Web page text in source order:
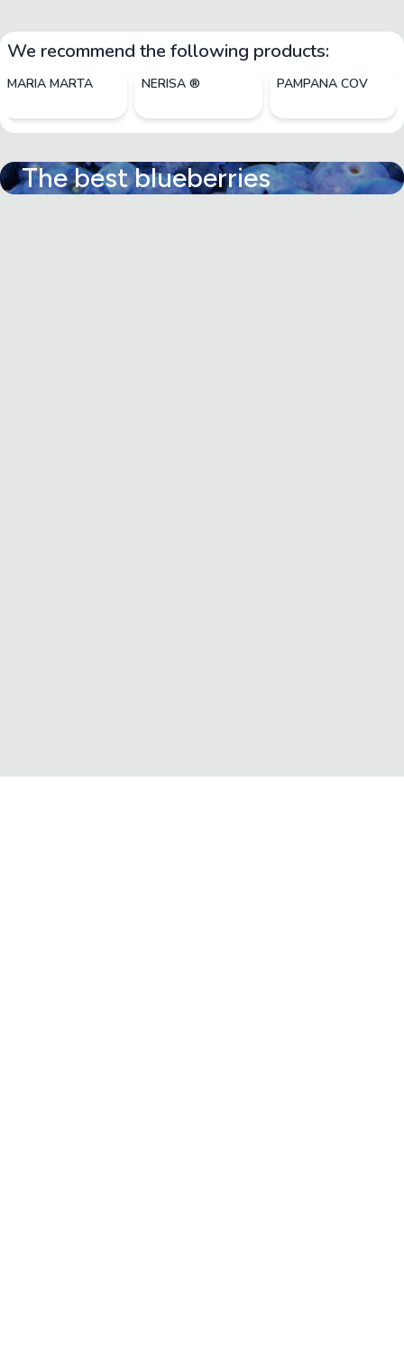
We recommend the following products:
MARIA MARTA NERISA ® PAMPANA COV
The best blueberries